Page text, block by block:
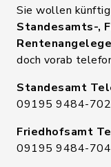
Sie wollen
Standesamts-,
doch vorab
Standesamt
09195 9484-702
Friedhofsamt
09195 9484-704